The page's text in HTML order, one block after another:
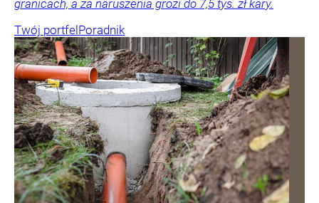
granicach, a za naruszenia grozi do 7,5 tys. zł kary.
Twój portfel Poradnik